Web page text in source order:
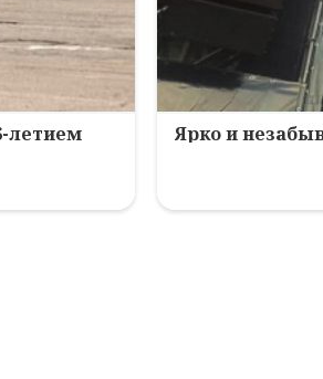
летием Ярко и